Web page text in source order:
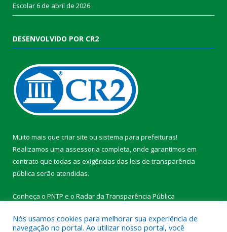
Escolar6 de abril de 2026
DESENVOLVIDO POR CR2
Muito mais que criar site ou sistema para prefeituras!
Realizamos uma assessoria completa, onde garantimos em
contrato que todas as exigências das leis de transparência
pública serão atendidas.
Conheça o PNTP e o Radar da Transparência Pública
Nós usamos cookies para melhorar sua experiência de
navegação no portal. Ao utilizar nosso portal, você